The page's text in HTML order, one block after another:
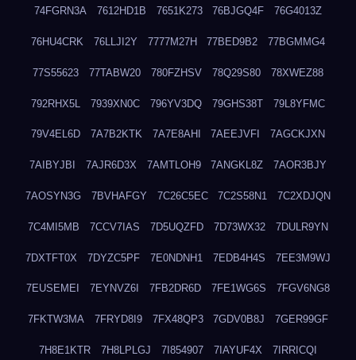
74FGRN3A 7612HD1B 7651K273 76BJGQ4F 76G4013Z
76HU4CRK 76LLJI2Y 7777M27H 77BED9B2 77BGMMG4
77S55623 77TABW20 780FZHSV 78Q29S80 78XWEZ88
792RHX5L 7939XN0C 796YV3DQ 79GHS38T 79L8YFMC
79V4EL6D 7A7B2KTK 7A7E8AHI 7AEEJVFI 7AGCKJXN
7AIBYJBI 7AJR6D3X 7AMTLOH9 7ANGKL8Z 7AOR3BJY
7AOSYN3G 7BVHAFGY 7C26C5EC 7C2S58N1 7C2XDJQN
7C4MI5MB 7CCV7IAS 7D5UQZFD 7D73WX32 7DULR9YN
7DXTFT0X 7DYZC5PF 7E0NDNH1 7EDB4H4S 7EE3M9WJ
7EUSEMEI 7EYNVZ6I 7FB2DR6D 7FE1WG6S 7FGV6NG8
7FKTW3MA 7FRYD8I9 7FX48QP3 7GDV0B8J 7GER99GF
7H8E1KTR 7H8LPLGJ 7I854907 7IAYUF4X 7IRRICQI